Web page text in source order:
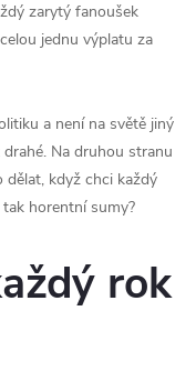
zarytý fanoušek
jednu výplatu za
a není na světě jiný
Na druhou stranu
dělat, když chci každý
horentní sumy?
rok